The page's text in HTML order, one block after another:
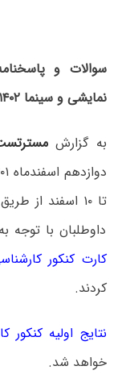
سوالات و
نمایشی و سینما ۱۴۰۲
به گزارش
تا ۱۰ اسفند
داوطلبان با توجه
کارت کنکور
کردند.
نتایج اولیه کنکور
خواهد شد.